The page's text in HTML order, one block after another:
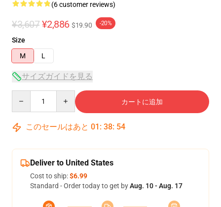
(6 customer reviews)
¥3,607 ¥2,886 $19.90 -20%
Size
M
L
サイズガイドを見る
カートに追加
このセールはあと 01 : 38: 54
Deliver to United States
Cost to ship:$6.99
Standard - Order today to get byAug. 10 - Aug. 17